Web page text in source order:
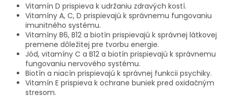
Vitamín D prispieva k udržaniu zdravých kostí.
Vitamíny A, C, D prispievajú k správ­nemu fungovaniu
imunitného systému.
Vitamíny B6, B12 a biotín prispievajú k správnej látkovej
premene dôležitej pre tvorbu energie.
Jód, vitamíny C a B12 a biotín prispievajú k správnemu
fungovaniu nervového systému.
Biotín a niacín prispievajú k správnej funkcii psychiky.
Vitamín E prispieva k ochrane buniek pred oxidačným
stresom.